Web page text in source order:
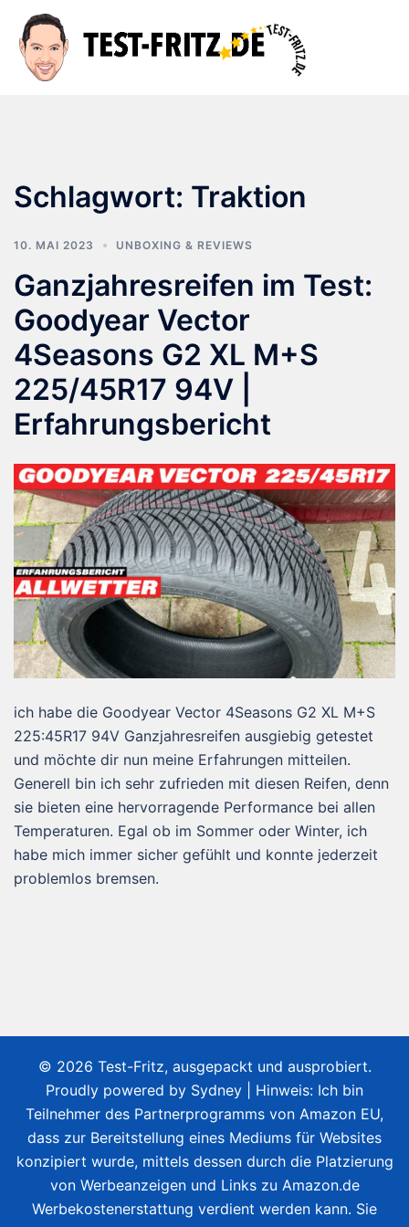
Inhalt
springen
Schlagwort: Traktion
10. MAI 2023 UNBOXING & REVIEWS
Ganzjahresreifen im Test:
Goodyear Vector
4Seasons G2 XL M+S
225/45R17 94V |
Erfahrungsbericht
ich habe die Goodyear Vector 4Seasons G2 XL M+S
225:45R17 94V Ganzjahresreifen ausgiebig getestet
und möchte dir nun meine Erfahrungen mitteilen.
Generell bin ich sehr zufrieden mit diesen Reifen, denn
sie bieten eine hervorragende Performance bei allen
Temperaturen. Egal ob im Sommer oder Winter, ich
habe mich immer sicher gefühlt und konnte jederzeit
problemlos bremsen.
© 2026 Test-Fritz, ausgepackt und ausprobiert.
Proudly powered by Sydney | Hinweis: Ich bin
Teilnehmer des Partnerprogramms von Amazon EU,
dass zur Bereitstellung eines Mediums für Websites
konzipiert wurde, mittels dessen durch die Platzierung
von Werbeanzeigen und Links zu Amazon.de
Werbekostenerstattung verdient werden kann. Sie